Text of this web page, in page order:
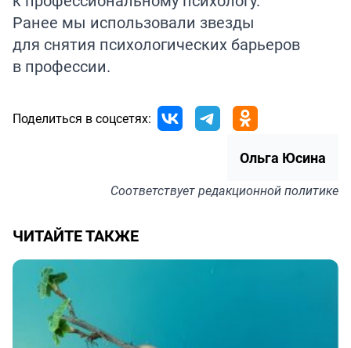
Ранее мы использовали звезды
для снятия психологических барьеров
в профессии.
Поделиться в соцсетях:
Ольга Юсина
Соответствуетредакционной политике
ЧИТАЙТЕ ТАКЖЕ